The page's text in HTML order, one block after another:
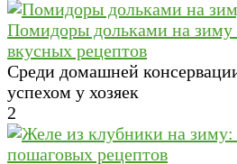
Помидоры дольками на
вкусных рецептов
Среди домашней
успехом у хозяек
2